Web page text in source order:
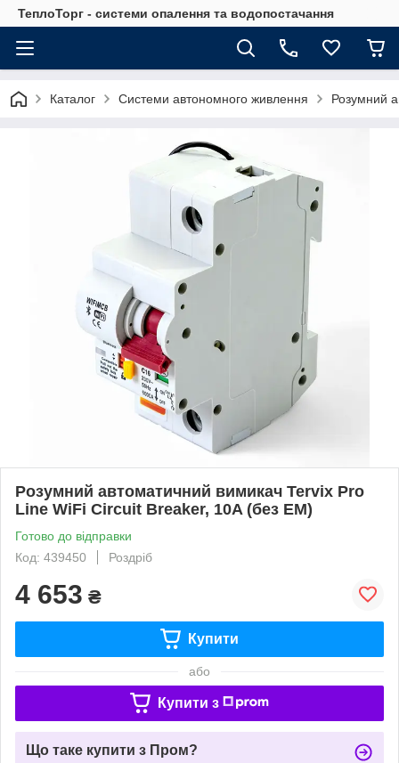
ТеплоТорг - системи опалення та водопостачання
Каталог Системи автономного живлення Розумний
Розумний автоматичний вимикач Tervix Pro
Line WiFi Circuit Breaker, 10A (без ЕМ)
Готово до відправки
Код: 439450
Роздріб
4 653 ₴
Купити
або
Купити з
Що таке купити з Пром?